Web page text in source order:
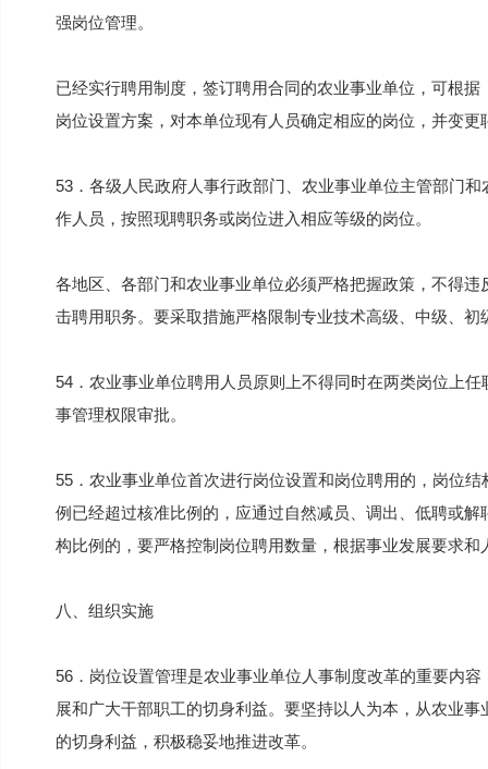
强岗位管理。
已经实行聘用制度，签订聘用合同的农业事业单位，可根
岗位设置方案，对本单位现有人员确定相应的岗位，并变更
53．各级人民政府人事行政部门、农业事业单位主管部门
作人员，按照现聘职务或岗位进入相应等级的岗位。
各地区、各部门和农业事业单位必须严格把握政策，不得
击聘用职务。要采取措施严格限制专业技术高级、中级、
54．农业事业单位聘用人员原则上不得同时在两类岗位上
事管理权限审批。
55．农业事业单位首次进行岗位设置和岗位聘用的，岗位
例已经超过核准比例的，应通过自然减员、调出、低聘或
构比例的，要严格控制岗位聘用数量，根据事业发展要求
八、组织实施
56．岗位设置管理是农业事业单位人事制度改革的重要内
展和广大干部职工的切身利益。要坚持以人为本，从农业
的切身利益，积极稳妥地推进改革。